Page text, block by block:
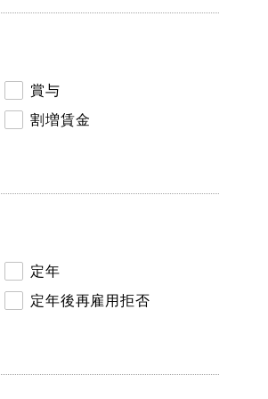
賞与
割増賃金
定年
定年後再雇用拒否